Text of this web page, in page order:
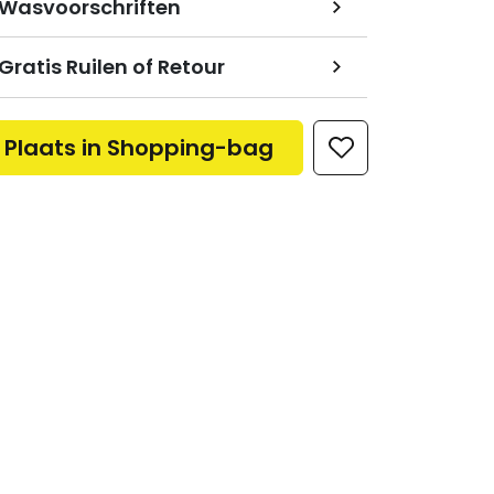
Ruilen of Retour
Plaats in Shopping-bag